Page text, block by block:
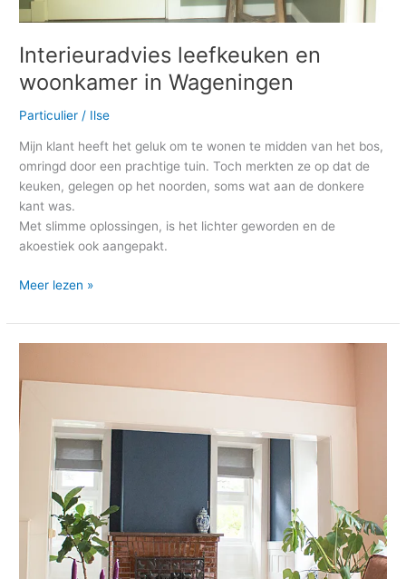
Interieuradvies leefkeuken en
woonkamer in Wageningen
Particulier / Ilse
Mijn klant heeft het geluk om te wonen te midden van het bos,
omringd door een prachtige tuin. Toch merkten ze op dat de
keuken, gelegen op het noorden, soms wat aan de donkere
kant was.
Met slimme oplossingen, is het lichter geworden en de
akoestiek ook aangepakt.
Meer lezen »
–
aan
–
Renkum